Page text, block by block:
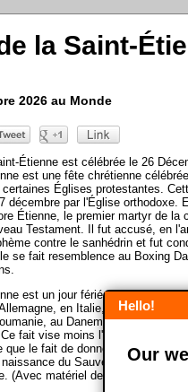
la Saint-
2026 au Monde
Étienne est célébrée le 26
est une fête chrétienne
Églises protestantes.
décembre par l'Église orthodoxe.
Étienne, le premier martyr de la
Testament. Il fut accusé, en
contre le sanhédrin et fut
se fait resemblence au Boxing
est un jour férié en Alsace, en
en Italie, en Serbie, en
au Danemark, en
fait vise moins l'importance
que le fait de donner un caractère
du Sauveur allongeant
(Avec matériel de la Wikipedia)
Hello!
Our